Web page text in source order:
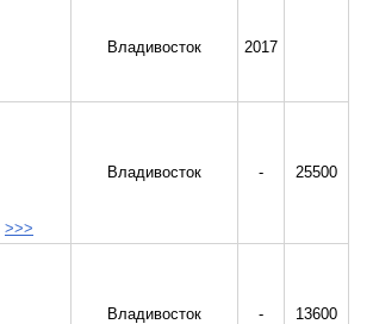
Владивосток 2017
>>>
Владивосток - 25500
Владивосток - 13600